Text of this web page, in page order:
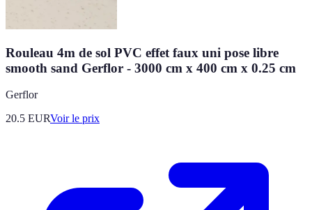
Rouleau 4m de sol PVC effet faux uni pose libre
smooth sand Gerflor - 3000 cm x 400 cm x 0.25 cm
Gerflor
20.5 EURVoir le prix